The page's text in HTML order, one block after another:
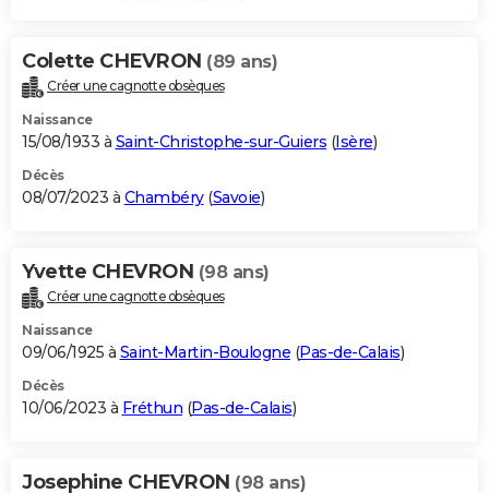
Colette CHEVRON (89 ans)
Créer une cagnotte obsèques
Naissance
15/08/1933 à Saint-Christophe-sur-Guiers (Isère)
Décès
08/07/2023 à Chambéry(Savoie)
Yvette CHEVRON (98 ans)
Créer une cagnotte obsèques
Naissance
09/06/1925 à Saint-Martin-Boulogne (Pas-de-Calais)
Décès
10/06/2023 à Fréthun (Pas-de-Calais)
Josephine CHEVRON (98 ans)